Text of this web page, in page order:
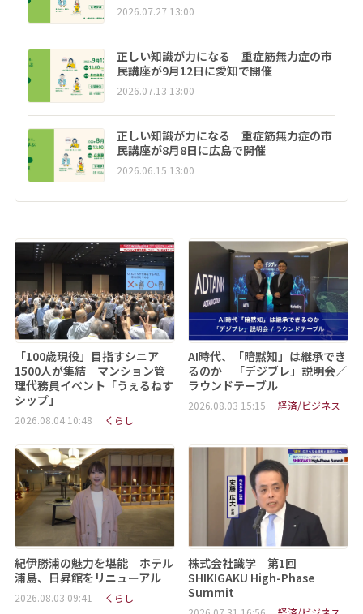
2026.07.27 13:00
正しい知識が力になる 重症筋無力症の市
民講座が9月12日に愛知で開催
2026.07.13 13:00
正しい知識が力になる 重症筋無力症の市
民講座が8月8日に広島で開催
2026.06.15 13:00
「100歳現役」目指すシニア
1500人が集結 マンション管
理代務員イベント「うぇるねす
シップ」
2026.08.04 10:48 くらし
AI時代、「暗黙知」は継承でき
るのか 「デジブレ」説明会／
ラウンドテーブル
2026.08.03 15:15 経済/ビジネス
紀伊勝浦の魅力を堪能 ホテル
浦島、日昇館をリニューアル
2026.08.03 09:41 くらし
株式会社識学 第1回
SHIKIGAKU High-Phase
Summit